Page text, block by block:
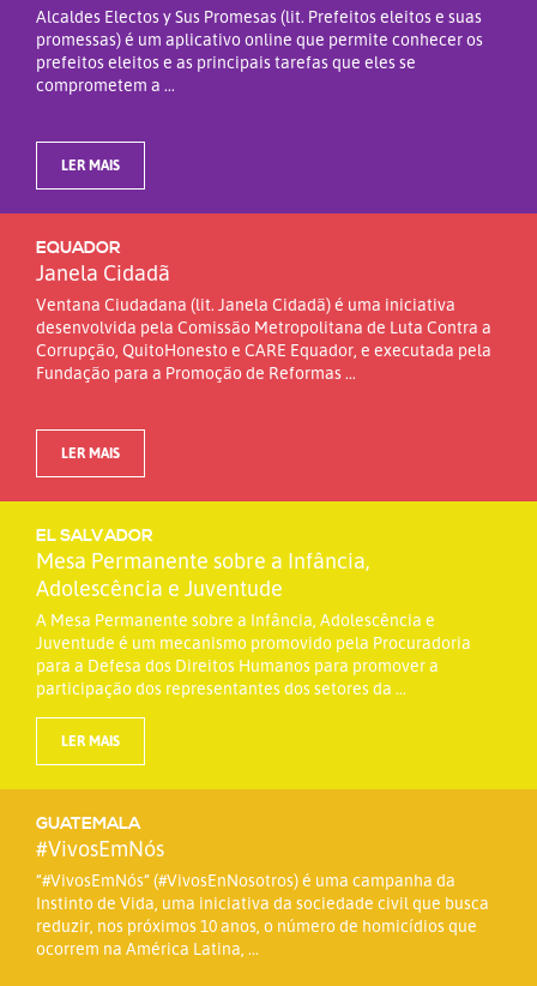
Alcaldes Electos y Sus Promesas (lit. Prefeitos eleitos e suas
promessas) é um aplicativo online que permite conhecer os
prefeitos eleitos e as principais tarefas que eles se
comprometem a ...
LER MAIS
EQUADOR
Janela Cidadã
Ventana Ciudadana (lit. Janela Cidadã) é uma iniciativa
desenvolvida pela Comissão Metropolitana de Luta Contra a
Corrupção, QuitoHonesto e CARE Equador, e executada pela
Fundação para a Promoção de Reformas ...
LER MAIS
EL SALVADOR
Mesa Permanente sobre a Infância,
Adolescência e Juventude
A Mesa Permanente sobre a Infância, Adolescência e
Juventude é um mecanismo promovido pela Procuradoria
para a Defesa dos Direitos Humanos para promover a
participação dos representantes dos setores da ...
LER MAIS
GUATEMALA
#VivosEmNós
“#VivosEmNós” (#VivosEnNosotros) é uma campanha da
Instinto de Vida, uma iniciativa da sociedade civil que busca
reduzir, nos próximos 10 anos, o número de homicídios que
ocorrem na América Latina, ...